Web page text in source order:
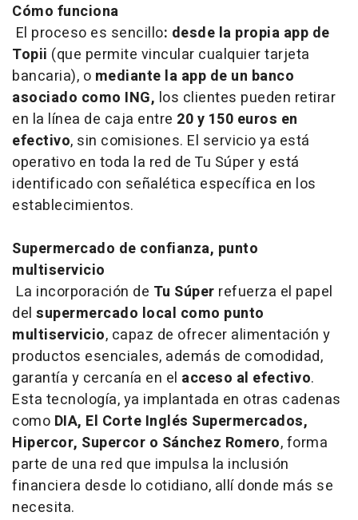
Cómo funciona
El proceso es sencillo: desde la propia app de
Topii (que permite vincular cualquier tarjeta
bancaria), o mediante la app de un banco
asociado como ING, los clientes pueden retirar
en la línea de caja entre 20 y 150 euros en
efectivo, sin comisiones. El servicio ya está
operativo en toda la red de Tu Súper y está
identificado con señalética específica en los
establecimientos.
Supermercado de confianza, punto
multiservicio
La incorporación de Tu Súper refuerza el papel
del supermercado local como punto
multiservicio, capaz de ofrecer alimentación y
productos esenciales, además de comodidad,
garantía y cercanía en el acceso al efectivo.
Esta tecnología, ya implantada en otras cadenas
como DIA, El Corte Inglés Supermercados,
Hipercor, Supercor o Sánchez Romero, forma
parte de una red que impulsa la inclusión
financiera desde lo cotidiano, allí donde más se
necesita.